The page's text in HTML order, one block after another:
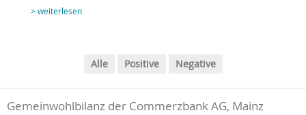
> weiterlesen
Alle Positive Negative
Gemeinwohlbilanz der Commerzbank AG, Mainz